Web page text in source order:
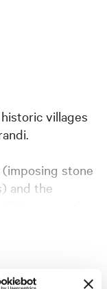
villages
stone
and the
the twelfth
of a